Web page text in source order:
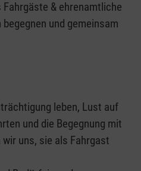
& ehrenamtliche
und gemeinsam
leben, Lust auf
und die Begegnung mit
uns, sie als Fahrgast